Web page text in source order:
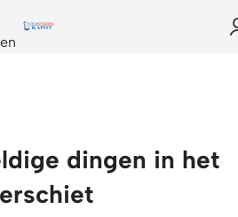
dingen in het